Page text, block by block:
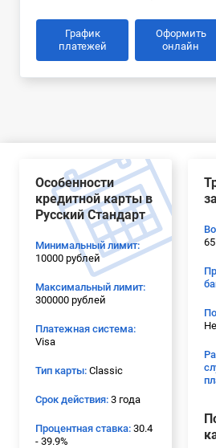
График
платежей
Оформить
онлайн
Особенности
кредитной карты в
Русский Стандарт
Минимальный лимит:
10000 рублей
Максимальный лимит:
300000 рублей
Платежная система:
Visa
Тип карты: Classic
Срок действия: 3 года
Процентная ставка: 30.4
- 39.9%